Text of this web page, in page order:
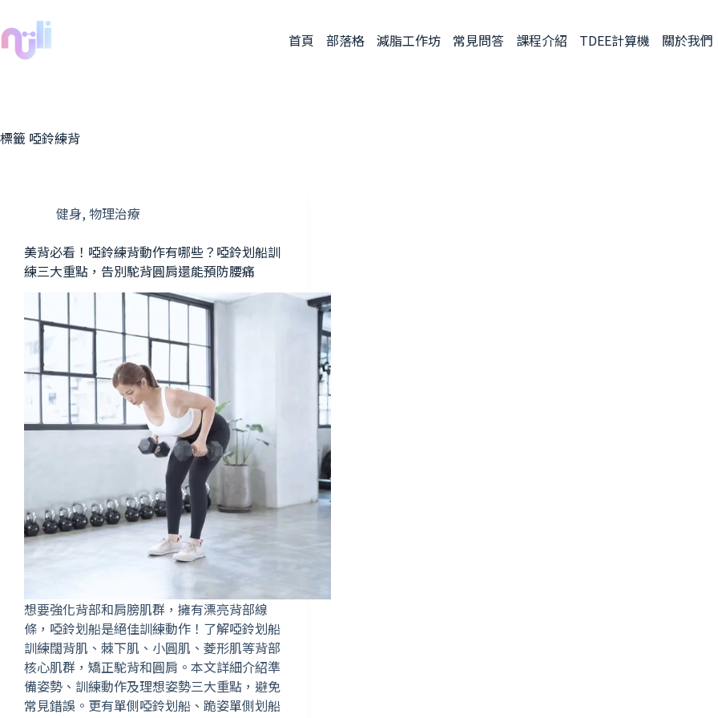
首頁 部落格 減脂工作坊 常見問答 課程介紹 TDEE計算機 關於我們
標籤 啞鈴練背
健身, 物理治療
美背必看！啞鈴練背動作有哪些？啞鈴划船訓
練三大重點，告別駝背圓肩還能預防腰痛
想要強化背部和肩膀肌群，擁有漂亮背部線
條，啞鈴划船是絕佳訓練動作！了解啞鈴划船
訓練闊背肌、棘下肌、小圓肌、菱形肌等背部
核心肌群，矯正駝背和圓肩。本文詳細介紹準
備姿勢、訓練動作及理想姿勢三大重點，避免
常見錯誤。更有單側啞鈴划船、跪姿單側划船